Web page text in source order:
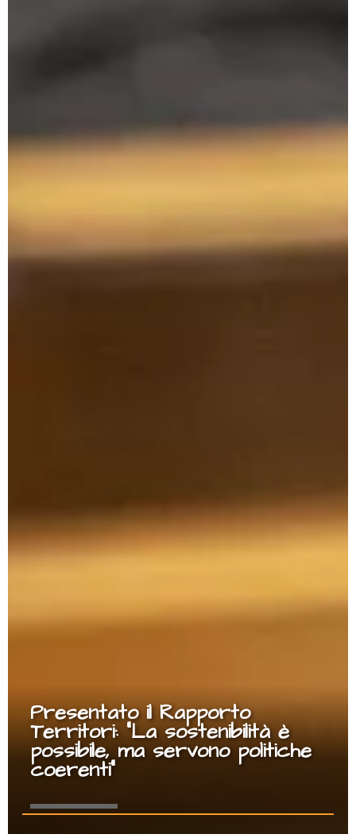
Presentato il Rapporto
Territori: “La sostenibilità è
possibile, ma servono politiche
coerenti”